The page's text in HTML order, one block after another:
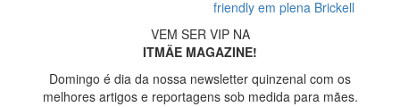
friendly em plena Brickell
VEM SER VIP NA
ITMÃE MAGAZINE!
Domingo é dia da nossa newsletter quinzenal com os
melhores artigos e reportagens sob medida para mães.